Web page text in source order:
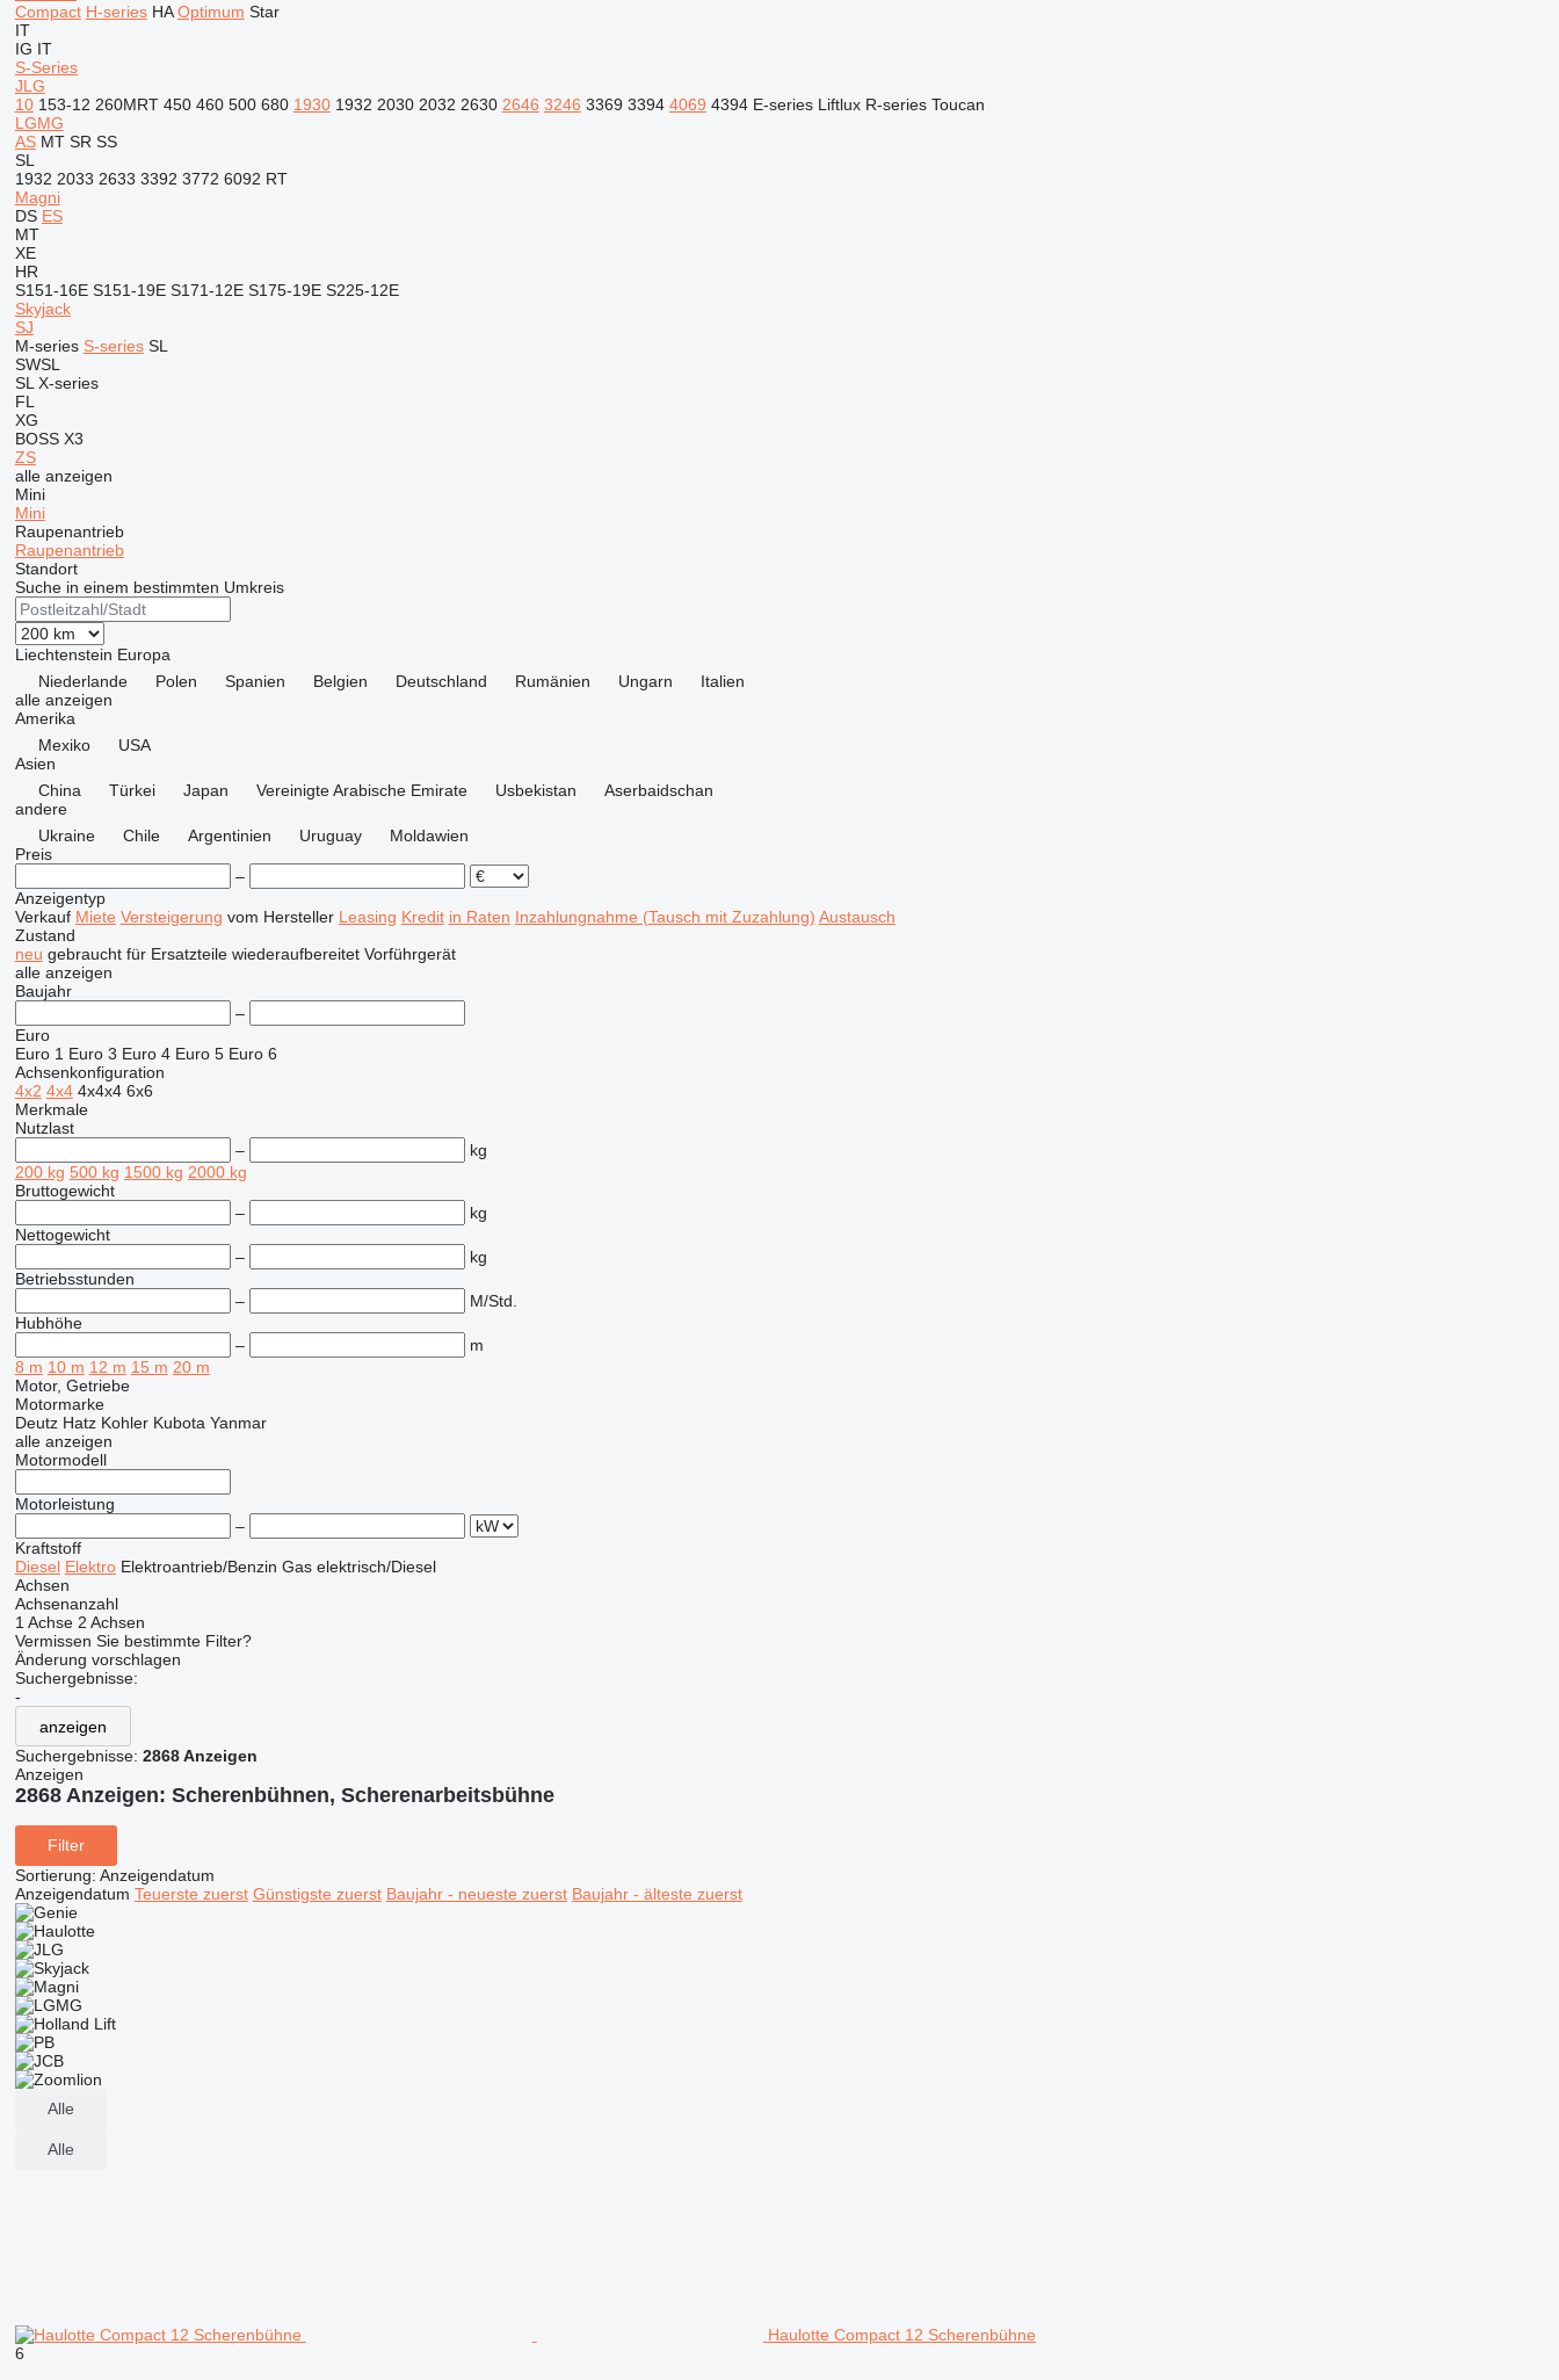
Compact H-series HA Optimum Star
IT
IG IT
S-Series
JLG
10 153-12 260MRT 450 460 500 680 1930 1932 2030 2032 2630 2646 3246 3369 3394 4069 4394 E-series Liftlux R-series Toucan
LGMG
AS MT SR SS
SL
1932 2033 2633 3392 3772 6092 RT
Magni
DS ES
MT
XE
HR
S151-16E S151-19E S171-12E S175-19E S225-12E
Skyjack
SJ
M-series S-series SL
SWSL
SL X-series
FL
XG
BOSS X3
ZS
alle anzeigen
Mini
Mini
Raupenantrieb
Raupenantrieb
Standort
Suche in einem bestimmten Umkreis
Liechtenstein Europa
Niederlande
Polen Spanien Belgien Deutschland Rumänien Ungarn
Italien
alle anzeigen
Amerika
Mexiko
USA
Asien
China
Türkei Japan Vereinigte Arabische Emirate Usbekistan
Aserbaidschan
andere
Ukraine
Chile Argentinien Uruguay
Moldawien
Preis
–
Anzeigentyp
Verkauf Miete Versteigerung vom Hersteller Leasing Kredit in Raten Inzahlungnahme (Tausch mit Zuzahlung) Austausch
Zustand
neu gebraucht für Ersatzteile wiederaufbereitet Vorführgerät
alle anzeigen
Baujahr
–
Euro
Euro 1 Euro 3 Euro 4 Euro 5 Euro 6
Achsenkonfiguration
4x2 4x4 4x4x4 6x6
Merkmale
Nutzlast
–
kg
200 kg 500 kg 1500 kg 2000 kg
Bruttogewicht
–
kg
Nettogewicht
–
kg
Betriebsstunden
–
M/Std.
Hubhöhe
–
m
8 m 10 m 12 m 15 m 20 m
Motor, Getriebe
Motormarke
Deutz Hatz Kohler Kubota Yanmar
alle anzeigen
Motormodell
Motorleistung
–
Kraftstoff
Diesel Elektro Elektroantrieb/Benzin Gas elektrisch/Diesel
Achsen
Achsenanzahl
1 Achse 2 Achsen
Vermissen Sie bestimmte Filter?
Änderung vorschlagen
Suchergebnisse:
-
anzeigen
Suchergebnisse: 2868 Anzeigen
Anzeigen
2868 Anzeigen: Scherenbühnen, Scherenarbeitsbühne
Filter
Sortierung: Anzeigendatum
Anzeigendatum Teuerste zuerst Günstigste zuerst Baujahr - neueste zuerst Baujahr - älteste zuerst
Alle
Alle
Haulotte Compact 12 Scherenbühne
6